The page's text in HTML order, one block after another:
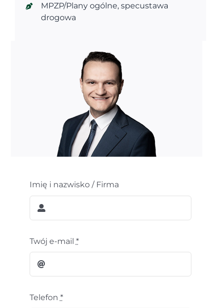
MPZP/Plany ogólne, specustawa
drogowa
Imię i nazwisko / Firma
Twój e-mail *
Telefon *